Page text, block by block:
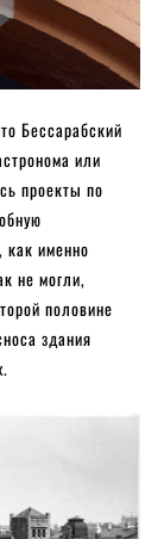
Бессарабский
или
проекты по
как именно
не могли,
половине
здания